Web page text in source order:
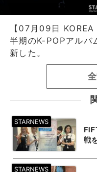
【07月09日
半期のK-POPアルバ
新した。
戦